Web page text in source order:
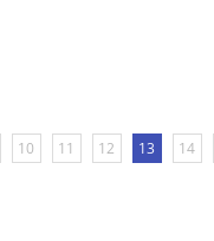
10 11 12 13 14